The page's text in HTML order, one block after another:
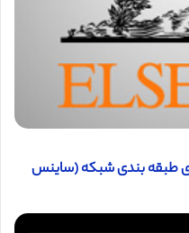
طبقه بندی شبکه (ساینس